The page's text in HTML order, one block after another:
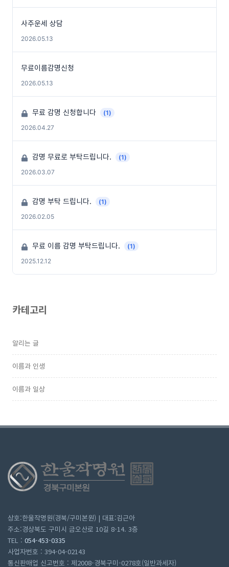
사주운세 상담
2026.05.13
무료이름감명신청
2026.05.13
무료 감명 신청합니다
(1)
2026.04.27
감명 무료로 부탁드립니다.
(1)
2026.03.07
감명 부탁 드립니다.
(1)
2026.02.05
무료 이름 감명 부탁드립니다.
(1)
2025.12.12
카테고리
알리는 글
이름과 인생
이름과 일상
상호:한울작명원(경북/구미본원) | 대표:김근아
주소:경상북도 구미시 금오산로 10길 8-14. 3층
TEL : 054-453-0335
사업자번호 : 394-04-02143
통신판매업 신고번호 : 제2008-경북구미-0278호(일반과세자)